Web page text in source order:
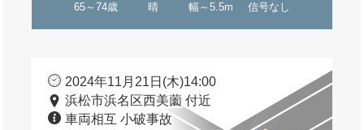
65～74歳 晴 幅～5.5m 信号なし
2024年11月21日(木)14:00
浜松市浜名区西美薗 付近
車両相互 小破事故